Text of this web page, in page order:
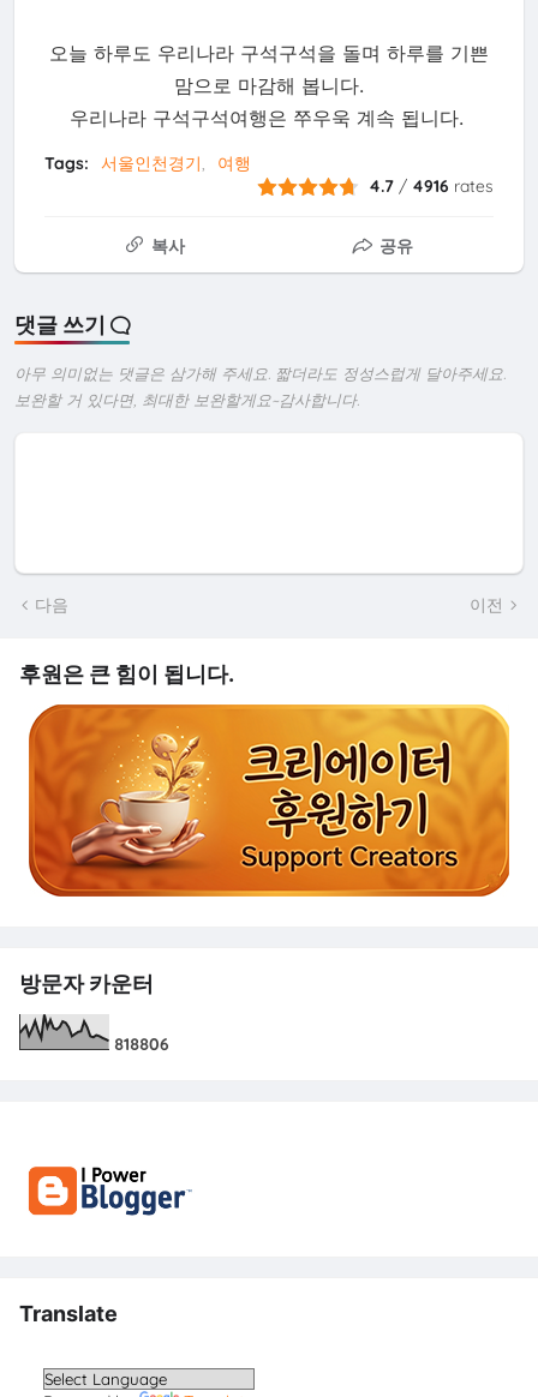
오늘 하루도 우리나라 구석구석을 돌며 하루를 기쁜
맘으로 마감해 봅니다.
우리나라 구석구석여행은 쭈우욱 계속 됩니다.
Tags: 서울인천경기
여행
4.7 / 4916 rates
복사 공유
댓글 쓰기
아무 의미없는 댓글은 삼가해 주세요. 짧더라도 정성스럽게 달아주세요.
보완할 거 있다면, 최대한 보완할게요~감사합니다.
다음 이전
후원은 큰 힘이 됩니다.
방문자 카운터
818806
Translate